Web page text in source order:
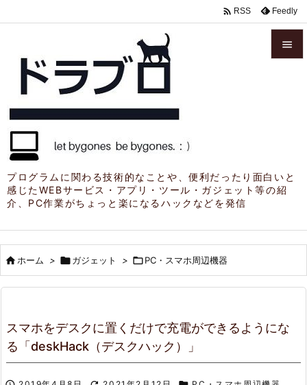
プログラムに関わる技術的なことや、便利だったり面白いと
感じたWEBサービス・アプリ・ツール・ガジェット等の紹
介、PC作業がちょっと楽になるハックなどを発信


次へ
 RSS Feedly
ホーム > ガジェット > PC・スマホ周辺機器
スマホをデスクに置くだけで充電ができるようにな
る「deskHack（デスクハック）」